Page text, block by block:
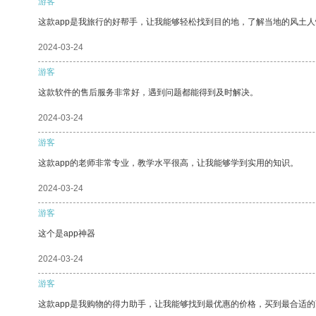
这款app是我旅行的好帮手，让我能够轻松找到目的地，了解当地的风土人
2024-03-24
游客
这款软件的售后服务非常好，遇到问题都能得到及时解决。
2024-03-24
游客
这款app的老师非常专业，教学水平很高，让我能够学到实用的知识。
2024-03-24
游客
这个是app神器
2024-03-24
游客
这款app是我购物的得力助手，让我能够找到最优惠的价格，买到最合适的